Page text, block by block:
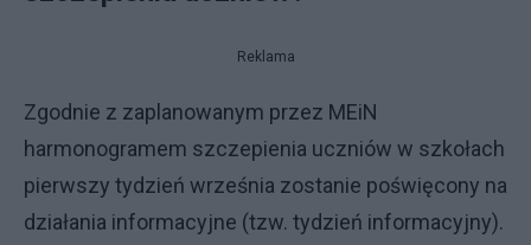
Reklama
Zgodnie z zaplanowanym przez MEiN
harmonogramem szczepienia uczniów w szkołach
pierwszy tydzień września zostanie poświęcony na
działania informacyjne (tzw. tydzień informacyjny).